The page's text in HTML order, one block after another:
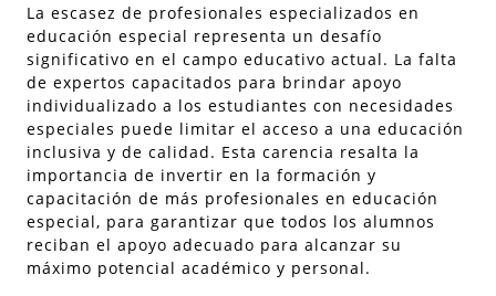
La escasez de profesionales especializados en
educación especial representa un desafío
significativo en el campo educativo actual. La falta
de expertos capacitados para brindar apoyo
individualizado a los estudiantes con necesidades
especiales puede limitar el acceso a una educación
inclusiva y de calidad. Esta carencia resalta la
importancia de invertir en la formación y
capacitación de más profesionales en educación
especial, para garantizar que todos los alumnos
reciban el apoyo adecuado para alcanzar su
máximo potencial académico y personal.